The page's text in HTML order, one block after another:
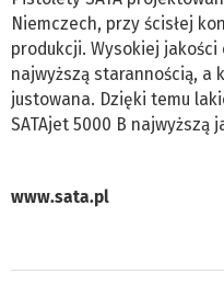
Niemczech, przy ścisłej
produkcji. Wysokiej
najwyższą starannością, a
justowana. Dzięki temu
SATAjet 5000 B najwyższą
www.sata.pl